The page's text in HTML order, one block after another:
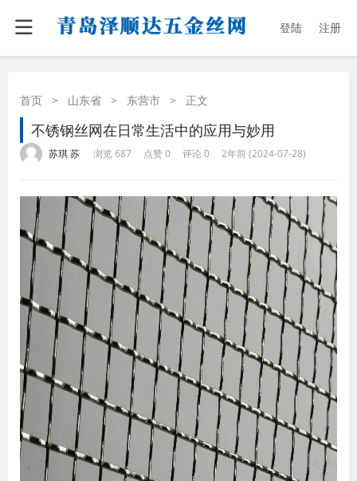
登陆 注册
首页 > 山东省 > 东营市 > 正文
不锈钢丝网在日常生活中的应用与妙用
苏琪 苏 浏览 687 点赞 0 评论 0 2年前 (2024-07-28)